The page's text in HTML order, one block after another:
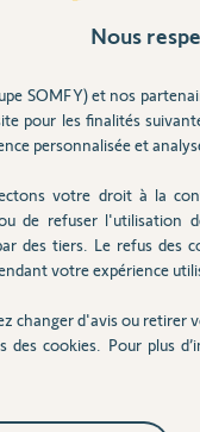
l'alarme et il n'y a pas le
avancé qu'il est disponible.
Nous
SOMFY) et nos
pour les finalités
personnalisée et
votre droit à la
de refuser l'utilisation
des tiers. Le refus des
votre expérience
changer d'avis ou
des cookies. Pour plus